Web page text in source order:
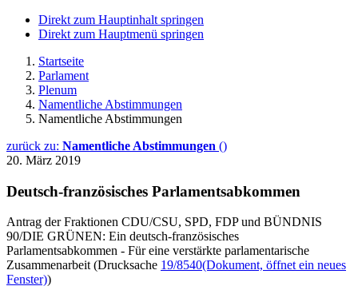
Direkt zum Hauptinhalt springen
Direkt zum Hauptmenü springen
Startseite
Parlament
Plenum
Namentliche Abstimmungen
Namentliche Abstimmungen
zurück zu: Namentliche Abstimmungen ()
20. März 2019
Deutsch-französisches Parlamentsabkommen
Antrag der Fraktionen CDU/CSU, SPD, FDP und BÜNDNIS
90/DIE GRÜNEN: Ein deutsch-französisches
Parlamentsabkommen - Für eine verstärkte parlamentarische
Zusammenarbeit (Drucksache 19/8540(Dokument, öffnet ein neues
Fenster))